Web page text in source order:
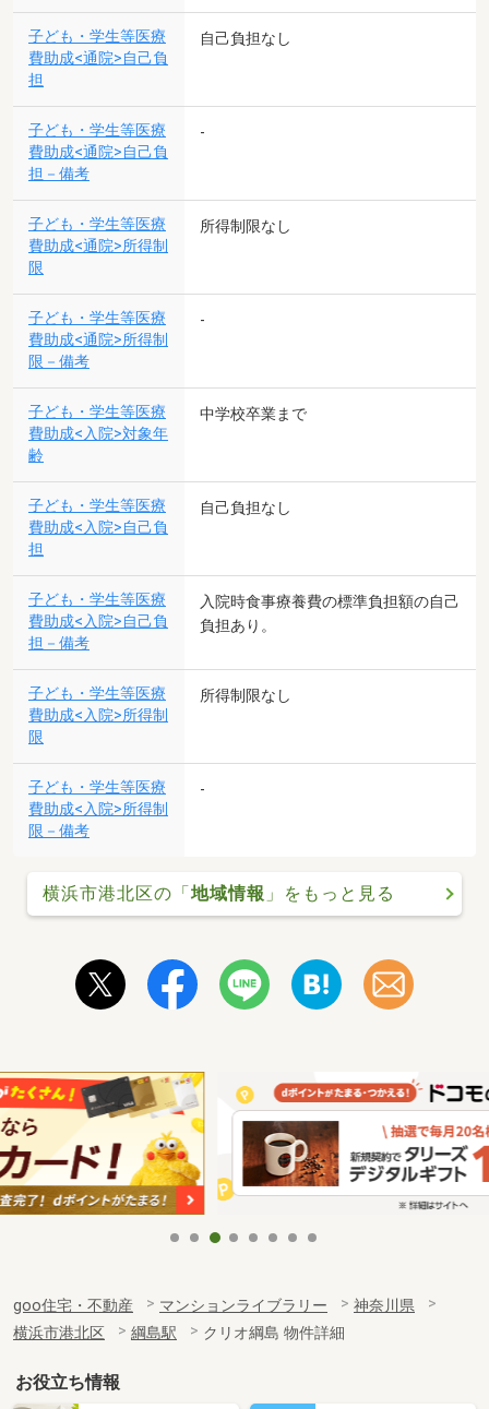
子ども・学生等医療
費助成<通院>自己負
担
自己負担なし
子ども・学生等医療
費助成<通院>自己負
担－備考
-
子ども・学生等医療
費助成<通院>所得制
限
所得制限なし
子ども・学生等医療
費助成<通院>所得制
限－備考
-
子ども・学生等医療
費助成<入院>対象年
齢
中学校卒業まで
子ども・学生等医療
費助成<入院>自己負
担
自己負担なし
子ども・学生等医療
費助成<入院>自己負
担－備考
入院時食事療養費の標準負担額の自己
負担あり。
子ども・学生等医療
費助成<入院>所得制
限
所得制限なし
子ども・学生等医療
費助成<入院>所得制
限－備考
-
横浜市港北区の「地域情報 」をもっと見る
goo住宅・不動産 マンションライブラリー
神奈川県
横浜市港北区
綱島駅 クリオ綱島 物件詳細
お役立ち情報